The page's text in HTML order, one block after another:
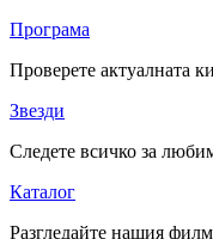
Програма
Проверете актуалната
Звезди
Следете всичко за
Каталог
Разгледайте нашия